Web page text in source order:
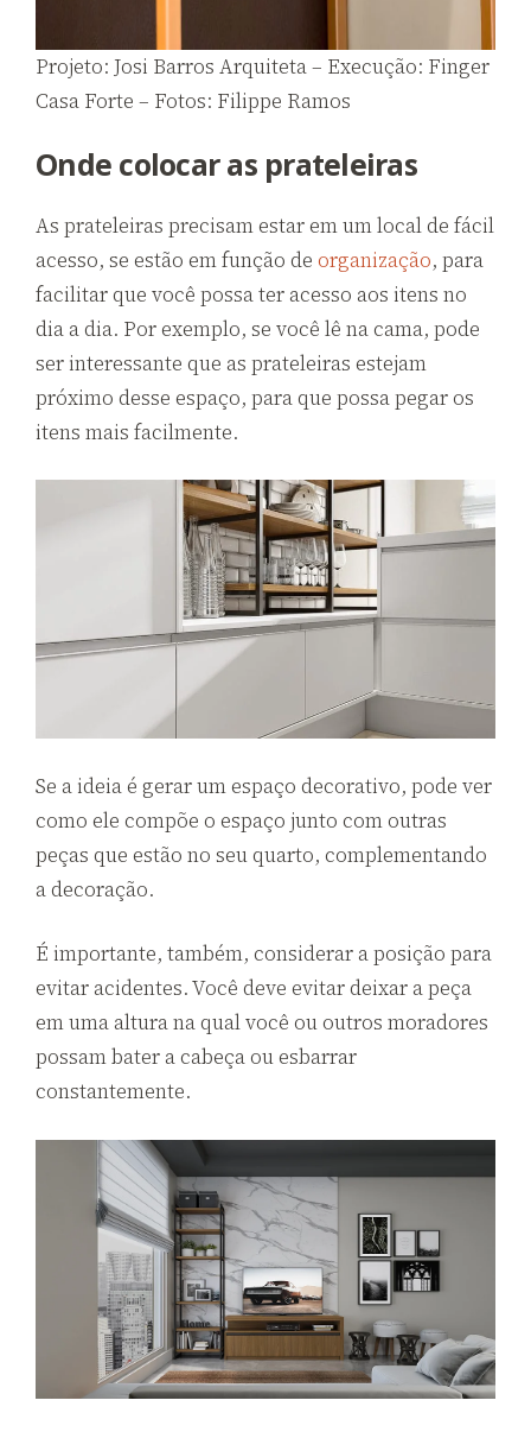
Projeto: Josi Barros Arquiteta – Execução: Finger
Casa Forte – Fotos: Filippe Ramos
Onde colocar as prateleiras
As prateleiras precisam estar em um local de fácil
acesso, se estão em função de organização, para
facilitar que você possa ter acesso aos itens no
dia a dia. Por exemplo, se você lê na cama, pode
ser interessante que as prateleiras estejam
próximo desse espaço, para que possa pegar os
itens mais facilmente.
Se a ideia é gerar um espaço decorativo, pode ver
como ele compõe o espaço junto com outras
peças que estão no seu quarto, complementando
a decoração.
É importante, também, considerar a posição para
evitar acidentes. Você deve evitar deixar a peça
em uma altura na qual você ou outros moradores
possam bater a cabeça ou esbarrar
constantemente.